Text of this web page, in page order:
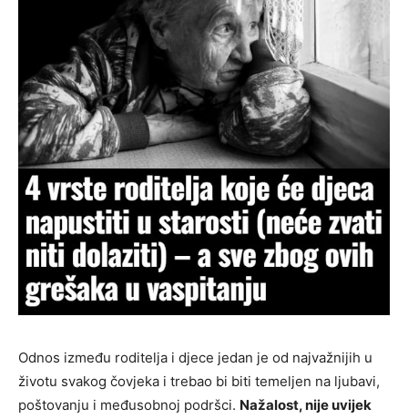
Odnos između roditelja i djece jedan je od najvažnijih u
životu svakog čovjeka i trebao bi biti temeljen na ljubavi,
poštovanju i međusobnoj podršci. Nažalost, nije uvijek